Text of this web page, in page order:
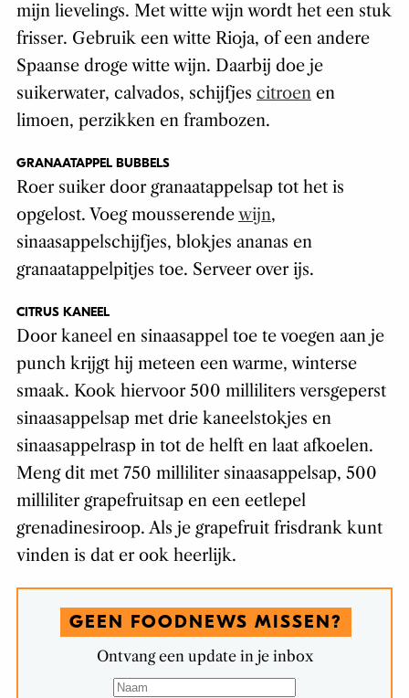
mijn lievelings. Met witte wijn wordt het een stuk
frisser. Gebruik een witte Rioja, of een andere
Spaanse droge witte wijn. Daarbij doe je
suikerwater, calvados, schijfjes citroenen
limoen, perzikken en frambozen.
GRANAATAPPEL BUBBELS
Roer suiker door granaatappelsap tot het is
opgelost. Voeg mousserendewijn,
sinaasappelschijfjes, blokjes ananas en
granaatappelpitjes toe. Serveer over ijs.
CITRUS KANEEL
Door kaneel en sinaasappel toe te voegen aan je
punch krijgt hij meteen een warme, winterse
smaak. Kook hiervoor 500 milliliters versgeperst
sinaasappelsap met drie kaneelstokjes en
sinaasappelrasp in tot de helft en laat afkoelen.
Meng dit met 750 milliliter sinaasappelsap, 500
milliliter grapefruitsap en een eetlepel
grenadinesiroop. Als je grapefruit frisdrank kunt
vinden is dat er ook heerlijk.
GEEN FOODNEWS MISSEN?
Ontvang een update in je inbox